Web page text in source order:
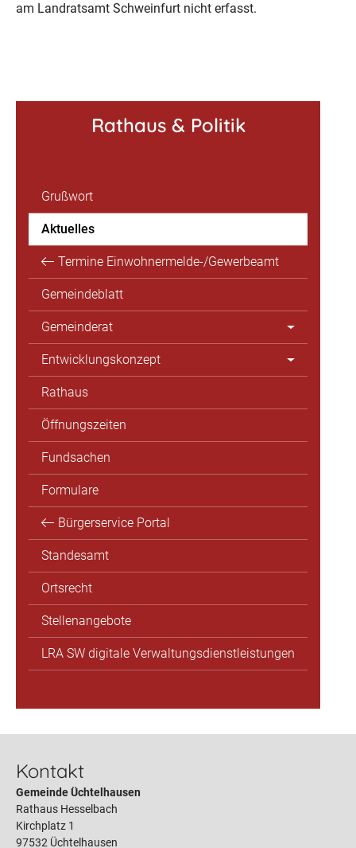
am Landratsamt Schweinfurt nicht erfasst.
Rathaus & Politik
Grußwort
Aktuelles
Termine Einwohnermelde-/Gewerbeamt
Gemeindeblatt
Gemeinderat
Entwicklungskonzept
Rathaus
Öffnungszeiten
Fundsachen
Formulare
Bürgerservice Portal
Standesamt
Ortsrecht
Stellenangebote
LRA SW digitale Verwaltungsdienstleistungen
Kontakt
Gemeinde Üchtelhausen
Rathaus Hesselbach
Kirchplatz 1
97532 Üchtelhausen